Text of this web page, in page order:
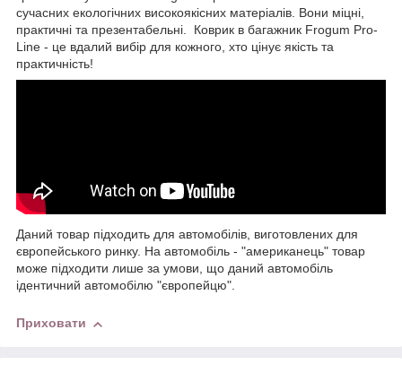
сучасних екологічних високоякісних матеріалів. Вони міцні,
практичні та презентабельні. Коврик в багажник Frogum Pro-
Line - це вдалий вибір для кожного, хто цінує якість та
практичність!
Даний товар підходить для автомобілів, виготовлених для
європейського ринку. На автомобіль - "американець" товар
може підходити лише за умови, що даний автомобіль
ідентичний автомобілю "європейцю".
Приховати